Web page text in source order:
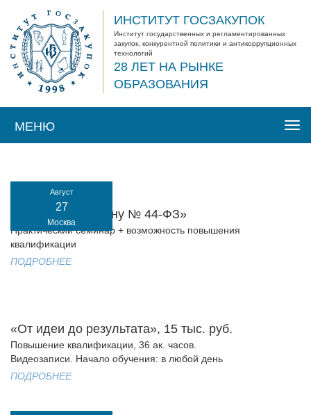
ИНСТИТУТ ГОСЗАКУПОК
Институт государственных и регламентированных
закупок, конкурентной политики и антикоррупционных
технологий
28 ЛЕТ НА РЫНКЕ
ОБРАЗОВАНИЯ
МЕНЮ
Август
27
Москва
«Закупки по Закону № 44-ФЗ»
Практический семинар + возможность повышения
квалификации
ПОДРОБНЕЕ
«От идеи до результата», 15 тыс. руб.
Повышение квалификации, 36 ак. часов.
Видеозаписи. Начало обучения: в любой день
ПОДРОБНЕЕ